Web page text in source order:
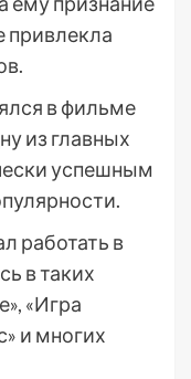
привлекла
в фильме
из главных
успешным
работать в
в таких
«Игра
и многих